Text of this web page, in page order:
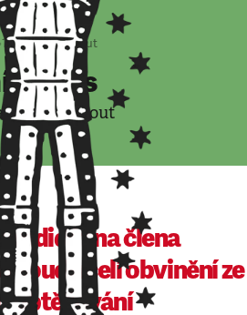
17. 9. 2018•5minut
servis
neměli minout
na člena
soudu čelí obvinění ze
obtěžování